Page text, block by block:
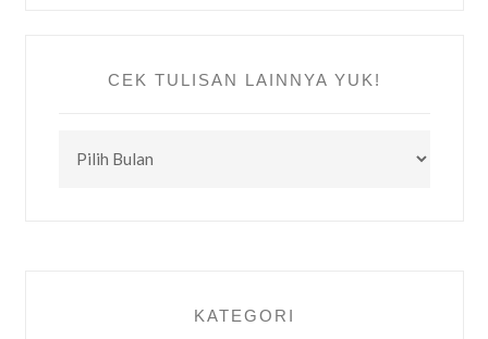
CEK TULISAN LAINNYA YUK!
TULISAN
KATEGORI